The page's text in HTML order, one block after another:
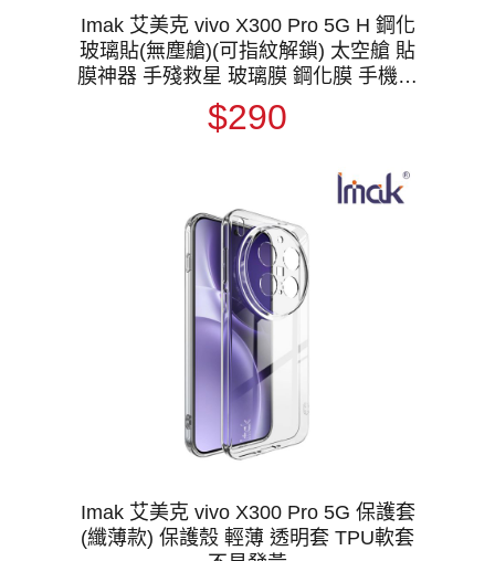
Imak 艾美克 vivo X300 Pro 5G H 鋼化
玻璃貼(無塵艙)(可指紋解鎖) 太空艙 貼
膜神器 手殘救星 玻璃膜 鋼化膜 手機螢
幕貼 保護貼
$290
Imak 艾美克 vivo X300 Pro 5G 保護套
(纖薄款) 保護殼 輕薄 透明套 TPU軟套